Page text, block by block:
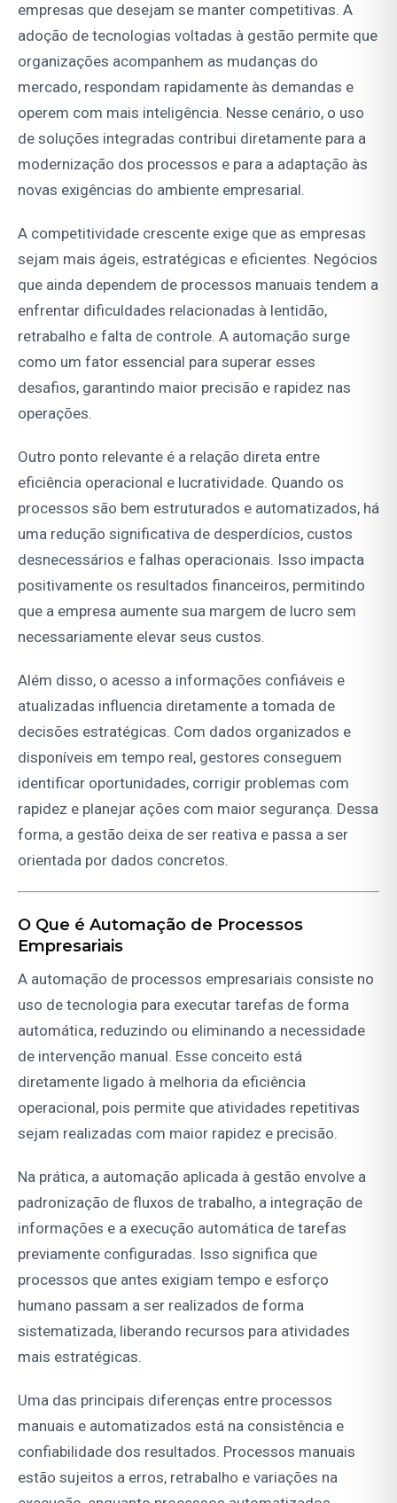
empresas que desejam se manter competitivas. A
adoção de tecnologias voltadas à gestão permite que
organizações acompanhem as mudanças do
mercado, respondam rapidamente às demandas e
operem com mais inteligência. Nesse cenário, o uso
de soluções integradas contribui diretamente para a
modernização dos processos e para a adaptação às
novas exigências do ambiente empresarial.
A competitividade crescente exige que as empresas
sejam mais ágeis, estratégicas e eficientes. Negócios
que ainda dependem de processos manuais tendem a
enfrentar dificuldades relacionadas à lentidão,
retrabalho e falta de controle. A automação surge
como um fator essencial para superar esses
desafios, garantindo maior precisão e rapidez nas
operações.
Outro ponto relevante é a relação direta entre
eficiência operacional e lucratividade. Quando os
processos são bem estruturados e automatizados, há
uma redução significativa de desperdícios, custos
desnecessários e falhas operacionais. Isso impacta
positivamente os resultados financeiros, permitindo
que a empresa aumente sua margem de lucro sem
necessariamente elevar seus custos.
Além disso, o acesso a informações confiáveis e
atualizadas influencia diretamente a tomada de
decisões estratégicas. Com dados organizados e
disponíveis em tempo real, gestores conseguem
identificar oportunidades, corrigir problemas com
rapidez e planejar ações com maior segurança. Dessa
forma, a gestão deixa de ser reativa e passa a ser
orientada por dados concretos.
O Que é Automação de Processos
Empresariais
A automação de processos empresariais consiste no
uso de tecnologia para executar tarefas de forma
automática, reduzindo ou eliminando a necessidade
de intervenção manual. Esse conceito está
diretamente ligado à melhoria da eficiência
operacional, pois permite que atividades repetitivas
sejam realizadas com maior rapidez e precisão.
Na prática, a automação aplicada à gestão envolve a
padronização de fluxos de trabalho, a integração de
informações e a execução automática de tarefas
previamente configuradas. Isso significa que
processos que antes exigiam tempo e esforço
humano passam a ser realizados de forma
sistematizada, liberando recursos para atividades
mais estratégicas.
Uma das principais diferenças entre processos
manuais e automatizados está na consistência e
confiabilidade dos resultados. Processos manuais
estão sujeitos a erros, retrabalho e variações na